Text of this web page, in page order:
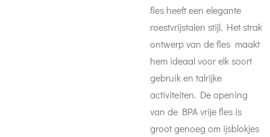
fles heeft een elegante
roestvrijstalen stijl. Het strak
ontwerp van de fles maakt
hem ideaal voor elk soort
gebruik en talrijke
activiteiten. De opening
van de BPA vrije fles is
groot genoeg om ijsblokjes